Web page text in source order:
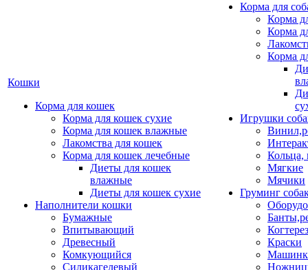
Кошки
Корма для кошек
Корма для кошек сухие
Корма для кошек влажные
Лакомства для кошек
Корма для кошек лечебные
Диеты для кошек
влажные
Диеты для кошек сухие
Наполнители кошки
Бумажные
Впитывающий
Древесный
Комкующийся
Силикагелевый
Корма для
Корма
Корма
Корма
Игрушки
Кольца,
Мягкие
Мячики
Груминг
Краски